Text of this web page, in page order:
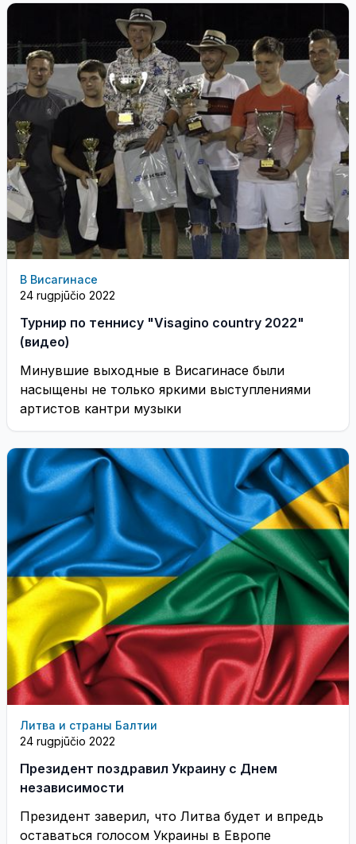
В Висагинасе
24 rugpjūčio 2022
Турнир по теннису "Visagino country 2022"
(видео)
Минувшие выходные в Висагинасе были
насыщены не только яркими выступлениями
артистов кантри музыки
Литва и страны Балтии
24 rugpjūčio 2022
Президент поздравил Украину с Днем
независимости
Президент заверил, что Литва будет и впредь
оставаться голосом Украины в Европе